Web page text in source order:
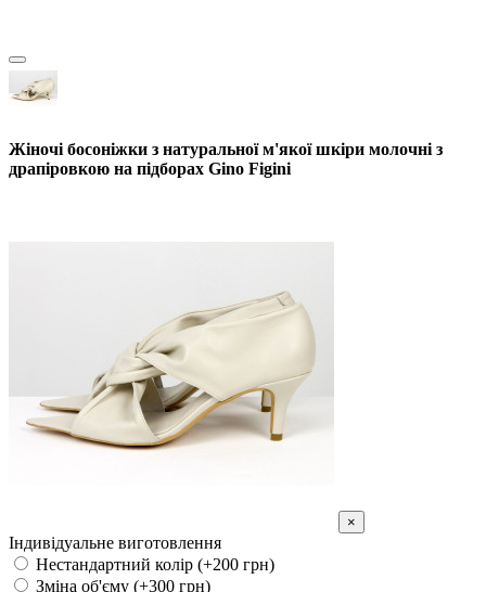
Жіночі босоніжки з натуральної м'якої шкіри молочні з
драпіровкою на підборах Gino Figini
×
Індивідуальне виготовлення
Нестандартний колір (+200 грн)
Зміна об'єму (+300 грн)